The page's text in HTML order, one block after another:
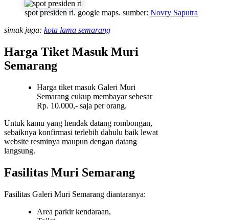
spot presiden ri. google maps. sumber: Novry Saputra
simak juga: kota lama semarang
Harga Tiket Masuk Muri
Semarang
Harga tiket masuk Galeri Muri
Semarang cukup membayar sebesar
Rp. 10.000,- saja per orang.
Untuk kamu yang hendak datang rombongan,
sebaiknya konfirmasi terlebih dahulu baik lewat
website resminya maupun dengan datang
langsung.
Fasilitas Muri Semarang
Fasilitas Galeri Muri Semarang diantaranya:
Area parkir kendaraan,